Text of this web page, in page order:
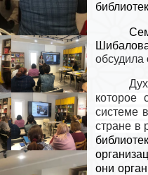
которое
системе
стране в
они